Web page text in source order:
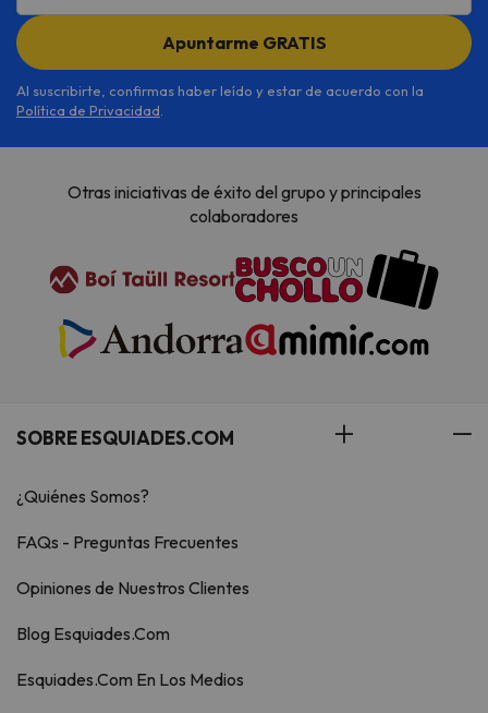
Apuntarme GRATIS
Al suscribirte, confirmas haber leído y estar de acuerdo con la
Política de Privacidad
Otras iniciativas de éxito del grupo y principales
colaboradores
SOBRE ESQUIADES.COM
¿Quiénes Somos?
FAQs - Preguntas Frecuentes
Opiniones de Nuestros Clientes
Blog Esquiades.Com
Esquiades.Com En Los Medios